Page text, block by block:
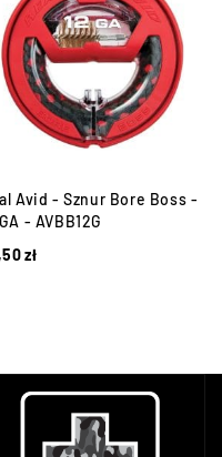
Avid - Sznur Bore Boss -
- AVBB12G
zł